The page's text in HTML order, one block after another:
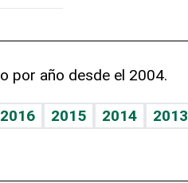
por año desde el 2004.
2016 2015 2014 2013